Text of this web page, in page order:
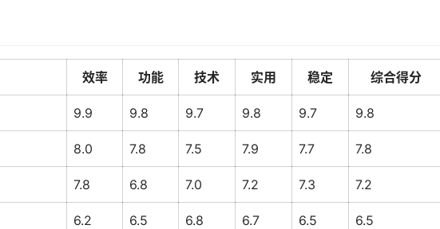
效率 功能 技术 实用 稳定 综合得分
9.9 9.8 9.7 9.8 9.7 9.8
8.0 7.8 7.5 7.9 7.7 7.8
7.8 6.8 7.0 7.2 7.3 7.2
6.2 6.5 6.8 6.7 6.5 6.5